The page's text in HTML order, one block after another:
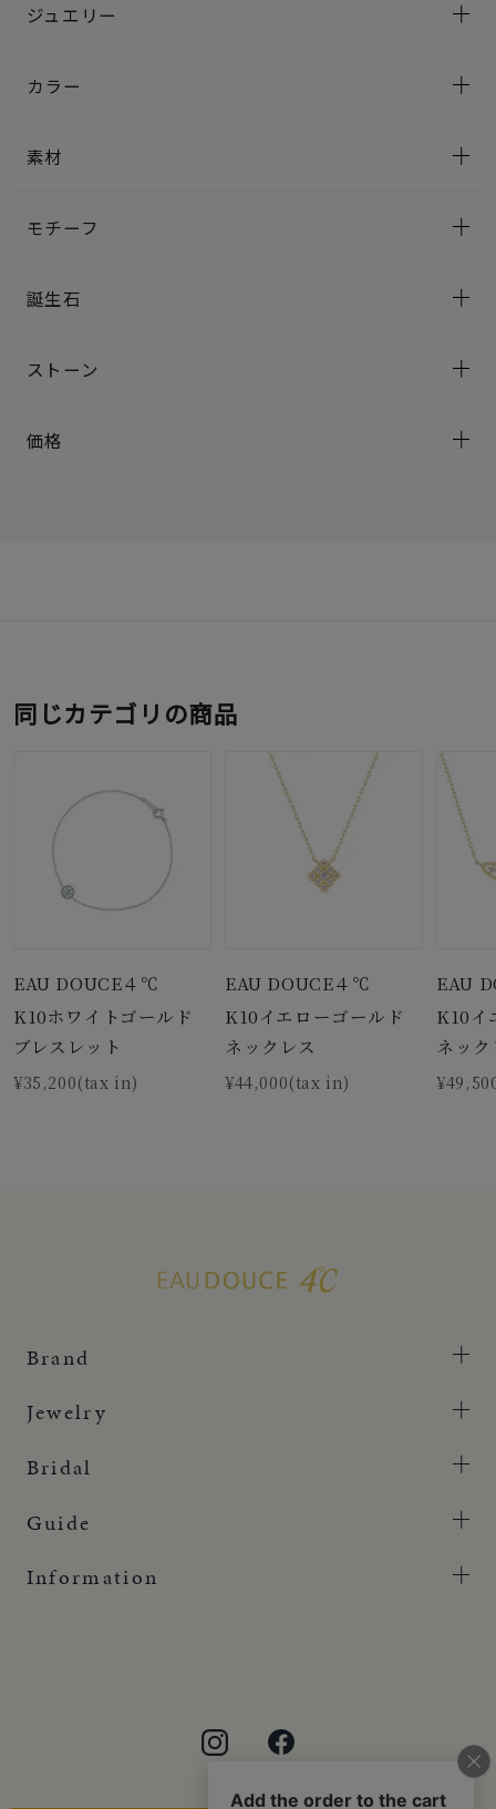
ジュエリー
カラー
素材
モチーフ
誕生石
ストーン
価格
同じカテゴリの商品
EAU DOUCE４℃
K10ホワイトゴールド
ブレスレット
¥35,200(tax in)
EAU DOUCE４℃
K10イエローゴールド
ネックレス
¥44,000(tax in)
EAU
K10イ
ネッ
Brand
Jewelry
Bridal
Guide
Information